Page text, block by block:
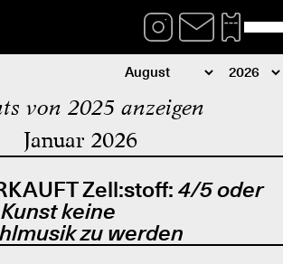
von 2025 anzeigen
Januar 2026
Zell:stoff: 4/5 oder
keine
zu werden